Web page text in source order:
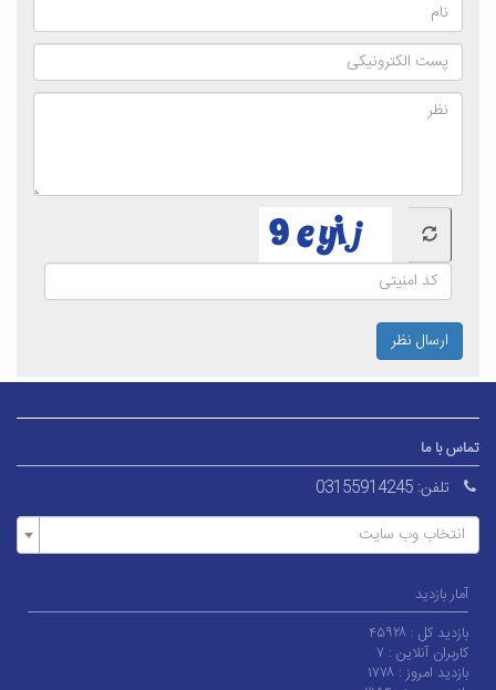
ارسال نظر
تماس با ما
تلفن: 03155914245
انتخاب وب سایت
آمار بازدید
بازدید کل : ۴۵۹۲۸
کاربران آنلاین : ۷
بازدید امروز : ۱۷۷۸